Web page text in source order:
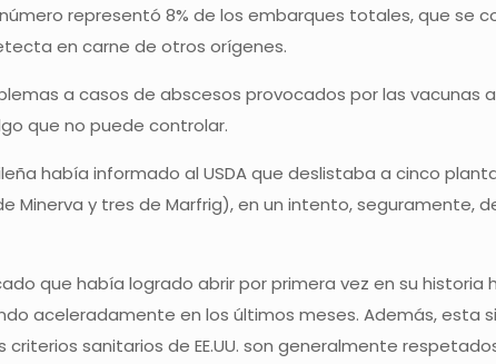
representó 8% de los embarques totales, que se
en carne de otros orígenes.
a casos de abscesos provocados por las vacunas
que no puede controlar.
había informado al USDA que deslistaba a cinco
Minerva y tres de Marfrig), en un intento, seguramente,
que había logrado abrir por primera vez en su historia
aceleradamente en los últimos meses. Además, esta
sanitarios de EE.UU. son generalmente